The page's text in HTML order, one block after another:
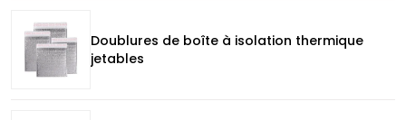
Doublures de boîte à isolation thermique
jetables